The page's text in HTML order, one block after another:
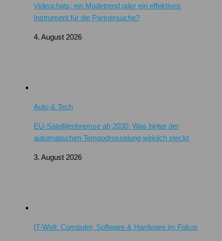
Videochats: ein Modetrend oder ein effektives
Instrument für die Partnersuche?
4. August 2026
Auto & Tech
EU-Satellitenbremse ab 2030: Was hinter der
automatischen Tempodrosselung wirklich steckt
3. August 2026
IT-Welt: Computer, Software & Hardware im Fokus